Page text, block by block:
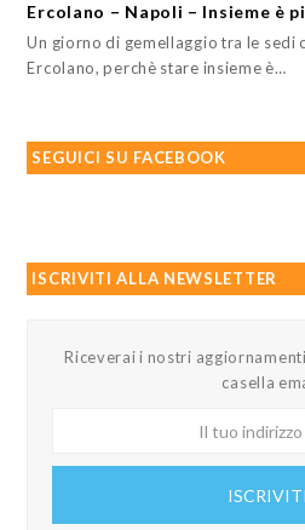
Ercolano – Napoli – Insieme è
Un giorno di gemellaggio tra le sedi
Ercolano, perchè stare insieme è…
SEGUICI SU FACEBOOK
ISCRIVITI ALLA NEWSLETTER
Riceverai i nostri
casella